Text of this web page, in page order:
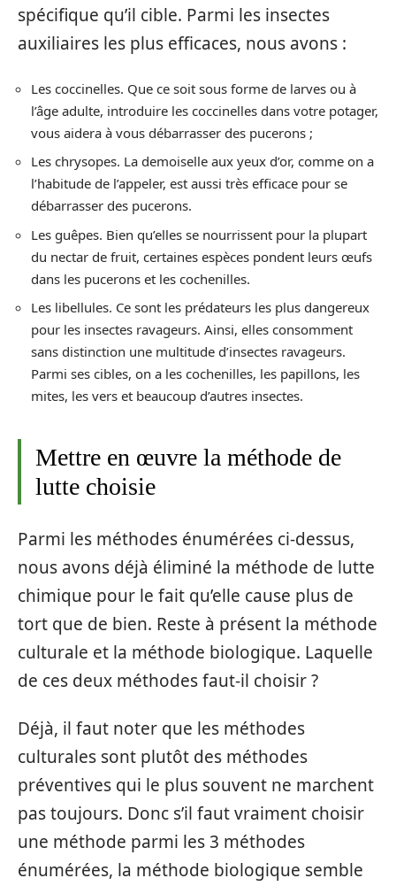
spécifique qu’il cible. Parmi les insectes
auxiliaires les plus efficaces, nous avons :
Les coccinelles. Que ce soit sous forme de larves ou à
l’âge adulte, introduire les coccinelles dans votre potager,
vous aidera à vous débarrasser des pucerons ;
Les chrysopes. La demoiselle aux yeux d’or, comme on a
l’habitude de l’appeler, est aussi très efficace pour se
débarrasser des pucerons.
Les guêpes. Bien qu’elles se nourrissent pour la plupart
du nectar de fruit, certaines espèces pondent leurs œufs
dans les pucerons et les cochenilles.
Les libellules. Ce sont les prédateurs les plus dangereux
pour les insectes ravageurs. Ainsi, elles consomment
sans distinction une multitude d’insectes ravageurs.
Parmi ses cibles, on a les cochenilles, les papillons, les
mites, les vers et beaucoup d’autres insectes.
Mettre en œuvre la méthode de
lutte choisie
Parmi les méthodes énumérées ci-dessus,
nous avons déjà éliminé la méthode de lutte
chimique pour le fait qu’elle cause plus de
tort que de bien. Reste à présent la méthode
culturale et la méthode biologique. Laquelle
de ces deux méthodes faut-il choisir ?
Déjà, il faut noter que les méthodes
culturales sont plutôt des méthodes
préventives qui le plus souvent ne marchent
pas toujours. Donc s’il faut vraiment choisir
une méthode parmi les 3 méthodes
énumérées, la méthode biologique semble